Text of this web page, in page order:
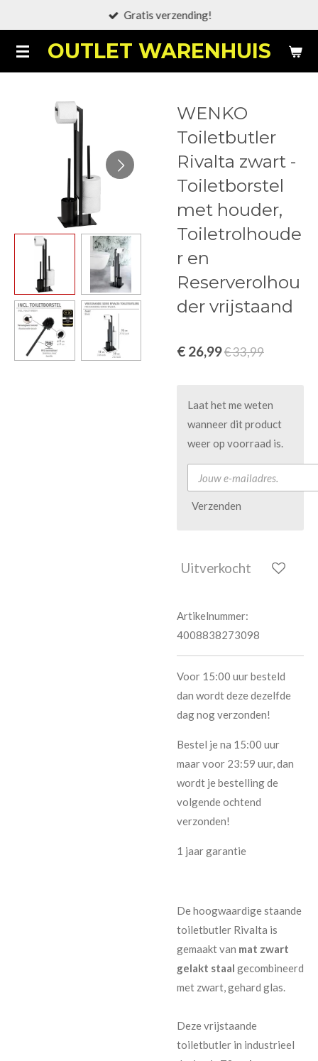
naar
de
OUTLET WARENHUIS
Gratis verzending!
WENKO
Toiletbutler
Rivalta zwart -
Toiletborstel
met houder,
Toiletrolhoude
r en
Reserverolhou
der vrijstaand
€ 26,99€ 33,99
Laat het me weten
wanneer dit product
weer op voorraad is.
Verzenden
Uitverkocht
Artikelnummer:
4008838273098
Voor 15:00 uur besteld
dan wordt deze dezelfde
dag nog verzonden!
Bestel je na 15:00 uur
maar voor 23:59 uur, dan
wordt je bestelling de
volgende ochtend
verzonden!
1 jaar garantie
De hoogwaardige staande
toiletbutler Rivalta is
gemaakt van mat zwart
gelakt staal gecombineerd
met zwart, gehard glas.
Deze vrijstaande
toiletbutler in industrieel